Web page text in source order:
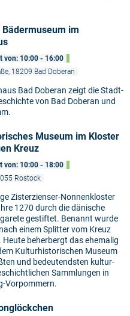
im
von: 10:00 - 16:00
18209 Bad Doberan
Bad Doberan zeigt die Stadt-
von Bad Doberan und
Museum im Kloster
Kreuz
von: 10:00 - 18:00
Rostock
Zisterzienser-Nonnenkloster
1270 durch die dänische
gestiftet. Benannt wurde
einem Splitter vom Kreuz
Heute beherbergt das ehemalig
Kulturhistorischen Museum
und bedeutendsten kultur-
Sammlungen in
Vorpommern.